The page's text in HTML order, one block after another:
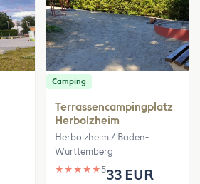
Camping
Terrassencampingplatz
Herbolzheim
Herbolzheim / Baden-
Württemberg
★ ★ ★ ★ ★533 EUR